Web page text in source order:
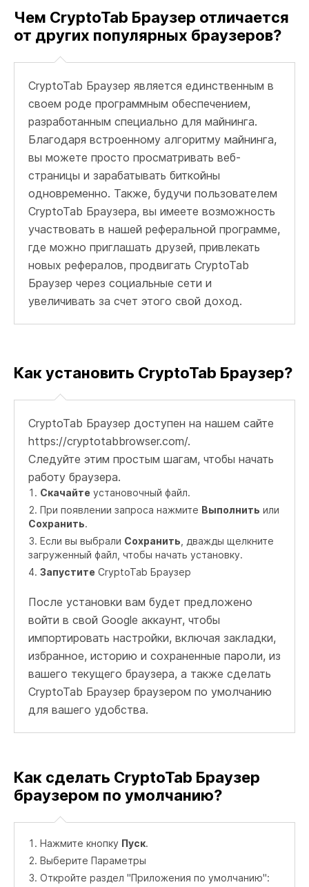
Чем CryptoTab Браузер отличается
от других популярных браузеров?
CryptoTab Браузер является единственным в
своем роде программным обеспечением,
разработанным специально для майнинга.
Благодаря встроенному алгоритму майнинга,
вы можете просто просматривать веб-
страницы и зарабатывать биткойны
одновременно. Также, будучи пользователем
CryptoTab Браузера, вы имеете возможность
участвовать в нашей реферальной программе,
где можно приглашать друзей, привлекать
новых рефералов, продвигать CryptoTab
Браузер через социальные сети и
увеличивать за счет этого свой доход.
Как установить CryptoTab Браузер?
CryptoTab Браузер доступен на нашем сайте
https://cryptotabbrowser.com/.
Следуйте этим простым шагам, чтобы начать
работу браузера.
Скачайте установочный файл.
При появлении запроса нажмите Выполнить или
Сохранить.
Если вы выбрали Сохранить , дважды щелкните
загруженный файл, чтобы начать установку.
Запустите CryptoTab Браузер
После установки вам будет предложено
войти в свой Google аккаунт, чтобы
импортировать настройки, включая закладки,
избранное, историю и сохраненные пароли, из
вашего текущего браузера, а также сделать
CryptoTab Браузер браузером по умолчанию
для вашего удобства.
Как сделать CryptoTab Браузер
браузером по умолчанию?
Нажмите кнопку Пуск.
Выберите Параметры
Откройте раздел "Приложения по умолчанию":